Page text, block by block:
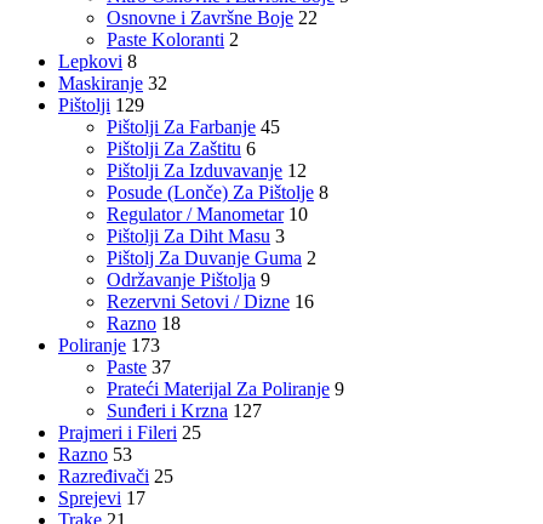
Osnovne i Završne Boje 22
Paste Koloranti 2
Lepkovi 8
Maskiranje 32
Pištolji 129
Pištolji Za Farbanje 45
Pištolji Za Zaštitu 6
Pištolji Za Izduvavanje 12
Posude (Lonče) Za Pištolje 8
Regulator / Manometar 10
Pištolji Za Diht Masu 3
Pištolj Za Duvanje Guma 2
Održavanje Pištolja 9
Rezervni Setovi / Dizne 16
Razno 18
Poliranje 173
Paste 37
Prateći Materijal Za Poliranje 9
Sunđeri i Krzna 127
Prajmeri i Fileri 25
Razno 53
Razređivači 25
Sprejevi 17
Trake 21